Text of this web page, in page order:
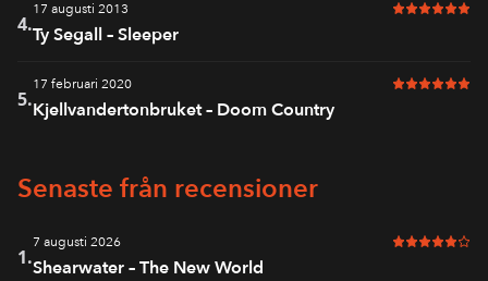
4.
17 augusti 2013 6 av 6 i
Ty Segall – Sleeper
5.
17 februari 2020 6 av 6 i
Kjellvandertonbruket – Doom Country
Senaste från recensioner
1.
7 augusti 2026 5 av 6 i
Shearwater – The New World